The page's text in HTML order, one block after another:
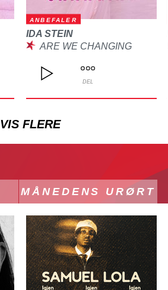
ANBEFALER
IDA STEIN
ARE WE CHANGING
DEL
VIS FLERE
MÅNEDENS URØRT